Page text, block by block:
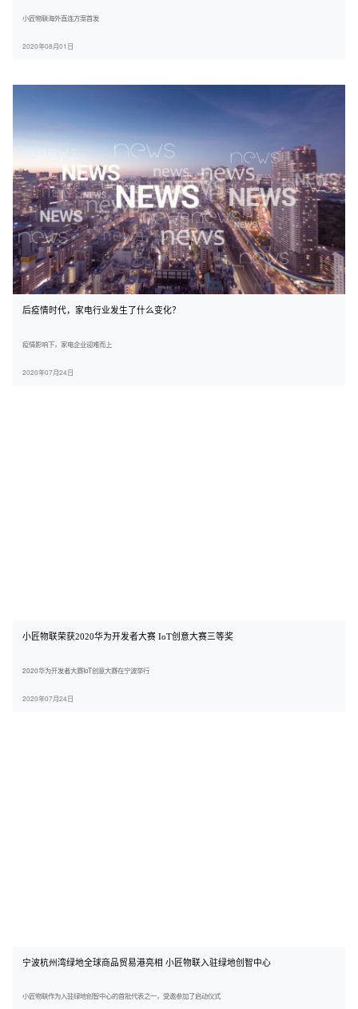
小匠物联海外直连方案首发
2020年08月01日
后疫情时代，家电行业发生了什么变化？
疫情影响下，家电企业迎难而上
2020年07月24日
小匠物联荣获2020华为开发者大赛 IoT创意大赛三等奖
2020华为开发者大赛IoT创意大赛在宁波举行
2020年07月24日
宁波杭州湾绿地全球商品贸易港亮相 小匠物联入驻绿地创智中心
小匠物联作为入驻绿地创智中心的首批代表之一，受邀参加了启动仪式